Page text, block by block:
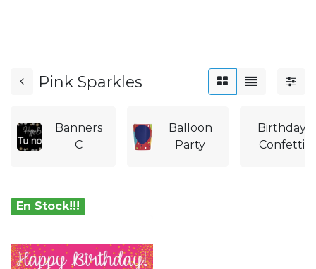
Pink Sparkles
Banners
C
Balloon
Party
Birthday
Confetti
En Stock!!!